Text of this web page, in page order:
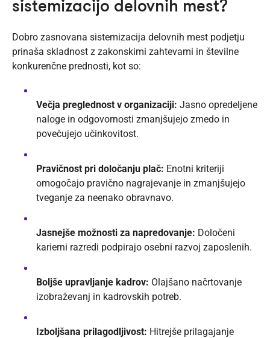
sistemizacijo delovnih mest?
Dobro zasnovana sistemizacija delovnih mest podjetju
prinaša skladnost z zakonskimi zahtevami in številne
konkurenčne prednosti, kot so:
Večja preglednost v organizaciji: Jasno opredeljene
naloge in odgovornosti zmanjšujejo zmedo in
povečujejo učinkovitost.
Pravičnost pri določanju plač: Enotni kriteriji
omogočajo pravično nagrajevanje in zmanjšujejo
tveganje za neenako obravnavo.
Jasnejše možnosti za napredovanje: Določeni
karierni razredi podpirajo osebni razvoj zaposlenih.
Boljše upravljanje kadrov: Olajšano načrtovanje
izobraževanj in kadrovskih potreb.
Izboljšana prilagodljivost: Hitrejše prilagajanje